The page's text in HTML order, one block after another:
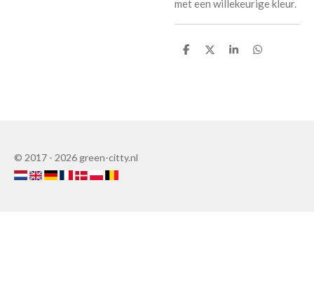
met een willekeurige kleur.
D
D
S
D
© 2017 - 2026 green-citty.nl